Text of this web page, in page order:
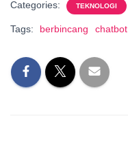
Categories: TEKNOLOGI
Tags: berbincang chatbot